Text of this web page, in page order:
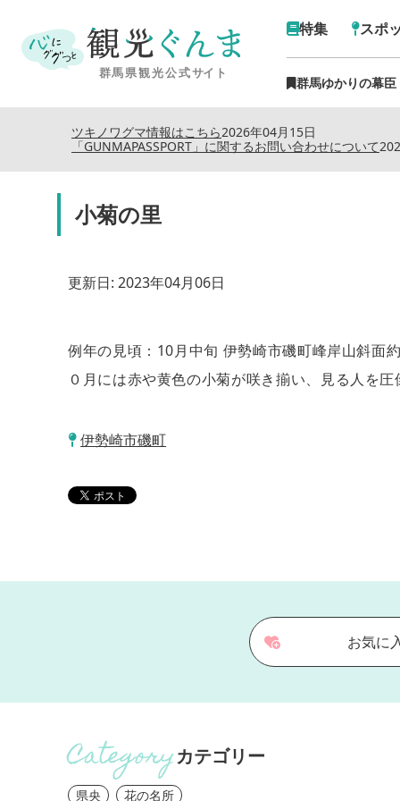
特集 スポ
群馬ゆかりの幕
2026年04月15日
ツキノワグマ情報はこちら
「GUNMAPASSPORT」に関するお問い合わせについて
小菊の里
更新日: 2023年04月06日
例年の見頃：10月中旬 伊勢崎市磯町峰岸山斜面
０月には赤や黄色の小菊が咲き揃い、見る人を圧
伊勢崎市磯町
お気に
カテゴリー
県央 花の名所